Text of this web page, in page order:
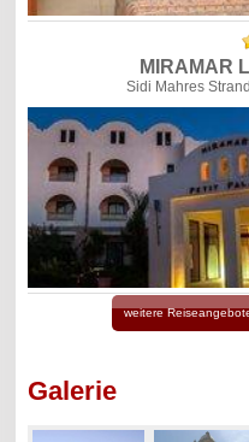
MIRAMAR
Sidi Mahres
weitere
Galerie